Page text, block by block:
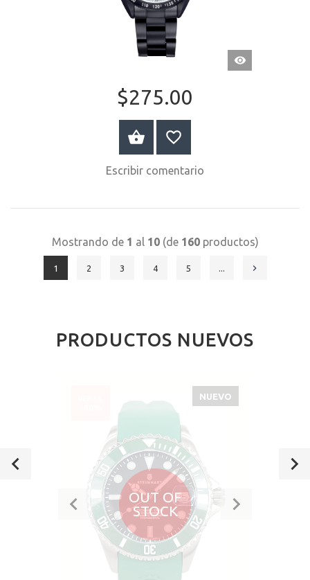
VISTA
RÁPIDA
$275.00
COMPRAR AHORA
Escribir comentario
Mostrando de 1 al 10(de 160productos)
1 2 3 4 5 ...
PRODUCTOS NUEVOS
OUT OF
STOCK
NUEVO